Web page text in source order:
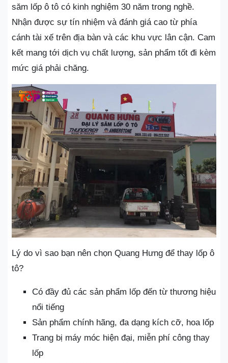
săm lốp ô tô có kinh nghiệm 30 năm trong nghề.
Nhận được sự tín nhiệm và đánh giá cao từ phía
cánh tài xế trên địa bàn và các khu vực lân cận. Cam
kết mang tới dịch vụ chất lượng, sản phẩm tốt đi kèm
mức giá phải chăng.
Lý do vì sao bạn nên chọn Quang Hưng để thay lốp ô
tô?
Có đầy đủ các sản phẩm lốp đến từ thương hiệu
nổi tiếng
Sản phẩm chính hãng, đa dạng kích cỡ, hoa lốp
Trang bị máy móc hiện đại, miễn phí công thay
lốp